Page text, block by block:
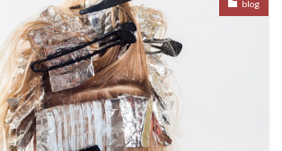
blog
イルミナカラー
オイルカラー
コテ巻き
シャンプー
スロウカラー ツヤ髪
カレッジ
ヘアアレンジ
ヘアケア
ルビオナカラー
使ってみた！